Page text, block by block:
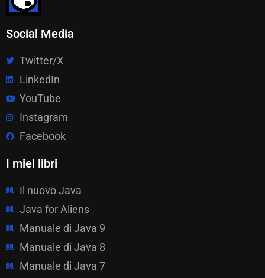
Social Media
Twitter/X
LinkedIn
YouTube
Instagram
Facebook
I miei libri
Il nuovo Java
Java for Aliens
Manuale di Java 9
Manuale di Java 8
Manuale di Java 7